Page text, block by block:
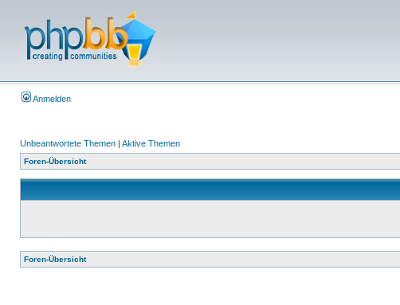
Anmelden
Unbeantwortete Themen | Aktive Themen
Foren-Übersicht
Foren-Übersicht